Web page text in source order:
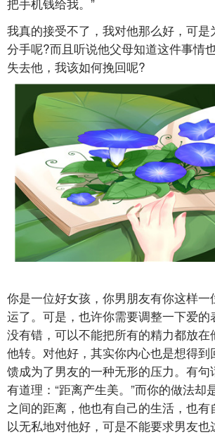
我真的接受不了，我对他那么好，可是
分手呢?而且听说他父母知道这件事情
失去他，我该如何挽回呢?
你是一位好女孩，你男朋友有你这样
运了。可是，也许你需要调整一下爱
没有错，可以不能把所有的精力都放
他转。对他好，其实你内心也是想得到
馈成为了男友的一种无形的压力。有句
有道理：“距离产生美。”而你的做法却
之间的距离，他也有自己的生活，也
以无私地对他好，可是不能要求男友也